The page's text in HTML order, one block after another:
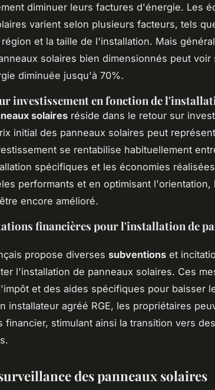
diminuer leurs factures d'énergie. Les
varient selon plusieurs facteurs, tels
et la taille de l'installation. Mais
solaires bien dimensionnés peut voir
diminuée jusqu'à 70%.
investissement en fonction de
solaires réside dans le retour sur
initial des panneaux solaires peut
se rentabilise habituellement
spécifiques et les économies
performants et en optimisant l'orientation,
encore amélioré.
financières pour l'installation de
propose diverses subventions et
l'installation de panneaux solaires. Ces
et des aides spécifiques pour baisser
installateur agréé RGE, les propriétaires
stimulant ainsi la transition vers
des panneaux solaires